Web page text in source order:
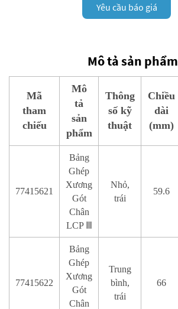
Yêu cầu báo giá
Mô tả sản phẩm
Mã
tham
chiếu
Mô
tả
sản
phẩm
Thông
số kỹ
thuật
Chiều
dài
(mm)
77415621
Bảng
Ghép
Xương
Gót
Chân
LCP Ⅲ
Nhỏ,
trái
59.6
77415622
Bảng
Ghép
Xương
Gót
Chân
Trung
bình,
trái
66